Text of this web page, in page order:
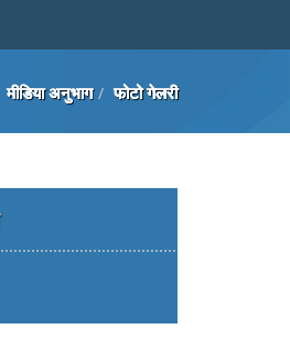
मीडिया अनुभाग फोटो गेलरी